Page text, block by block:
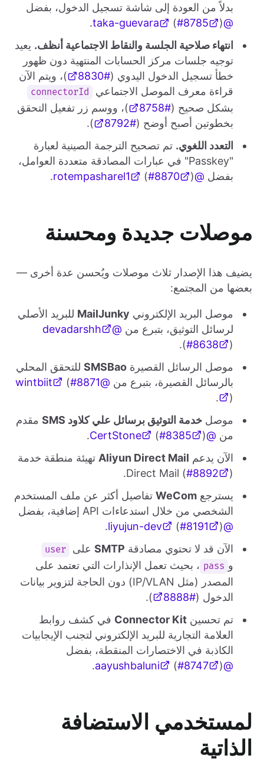
بدلاً من العودة إلى شاشة تسجيل الدخول، بفضل
@taka-guevara
(#8785
).
انتهاء صلاحية الجلسة والنقاط الاجتماعية أنظف. يعيد
توجيه جلسات مركز الحسابات المنتهية دون ظهور
خطأ تسجيل الدخول اليدوي (#8830
)، ويتم الآن
قراءة معرف الموصل الاجتماعي
connectorId
بشكل صحيح (#8758
)، ووسم زر تفعيل التحقق
بخطوتين أصبح أوضح (#8792
).
التعدد اللغوي. تم تصحيح الترجمة الصينية لعبارة
"Passkey" في عبارات المصادقة متعددة العوامل،
بفضل @rotempasharel1
(#8870 ).
موصلات جديدة ومحسنة
يضيف هذا الإصدار ثلاث موصلات ويُحسن عدة أخرى —
بعضها من المجتمع:
موصل البريد الإلكتروني MailJunky للبريد الأصلي
لرسائل التوثيق، بتبرع من @devadarshh
(#8638
).
موصل الرسائل القصيرة SMSBao للتحقق المحلي
بالرسائل القصيرة، بتبرع من @wintbiit
(#8871
).
موصل خدمة التوثيق برسائل علي كلاود SMS
مقدم
من @CertStone
(#8385
).
الآن يدعم Aliyun Direct Mail تهيئة منطقة خدمة
Direct Mail (#8892
).
يسترجع WeCom تفاصيل أكثر عن ملف المستخدم
الشخصي من خلال استدعاءات API إضافية، بفضل
@liyujun-dev
(#8191
).
الآن قد لا تحتوي مصادقة SMTP على user
و pass ، بحيث تعمل الإنذارات التي تعتمد على
المصدر (مثل IP/VLAN) دون الحاجة لتزوير بيانات
الدخول (#8888
).
تم تحسين Connector Kit في كشف روابط
العلامة التجارية للبريد الإلكتروني لتجنب الإيجابيات
الكاذبة في الاختصارات المنقطة، بفضل
@aayushbaluni
(#8747 ).
لمستخدمي الاستضافة
الذاتية